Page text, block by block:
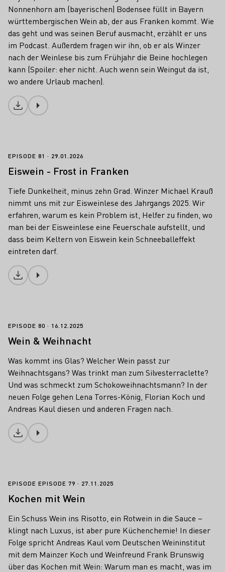
Nonnenhorn am (bayerischen) Bodensee füllt in Bayern
württembergischen Wein ab, der aus Franken kommt. Wie
das geht und was seinen Beruf ausmacht, erzählt er uns
im Podcast. Außerdem fragen wir ihn, ob er als Winzer
nach der Weinlese bis zum Frühjahr die Beine hochlegen
kann (Spoiler: eher nicht. Auch wenn sein Weingut da ist,
wo andere Urlaub machen).
Download
Eiswein - Frost in Franken
EPISODE 81 29.01.2026
Eiswein - Frost in Franken
Tiefe Dunkelheit, minus zehn Grad. Winzer Michael Krauß
nimmt uns mit zur Eisweinlese des Jahrgangs 2025. Wir
erfahren, warum es kein Problem ist, Helfer zu finden, wo
man bei der Eisweinlese eine Feuerschale aufstellt, und
dass beim Keltern von Eiswein kein Schneeballeffekt
eintreten darf.
Download
Wein & Weihnacht
EPISODE 80 16.12.2025
Wein & Weihnacht
Was kommt ins Glas? Welcher Wein passt zur
Weihnachtsgans? Was trinkt man zum Silvesterraclette?
Und was schmeckt zum Schokoweihnachtsmann? In der
neuen Folge gehen Lena Torres-König, Florian Koch und
Andreas Kaul diesen und anderen Fragen nach.
Download
Kochen mit Wein
EPISODE EPISODE 79 27.11.2025
Kochen mit Wein
Ein Schuss Wein ins Risotto, ein Rotwein in die Sauce –
klingt nach Luxus, ist aber pure Küchenchemie! In dieser
Folge spricht Andreas Kaul vom Deutschen Weininstitut
mit dem Mainzer Koch und Weinfreund Frank Brunswig
über das Kochen mit Wein: Warum man es macht, was im